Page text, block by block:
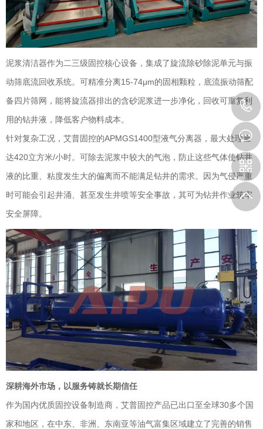
泥浆清洁器作为二三级固控核心设备，集成了旋流除砂除泥单元与振
动筛底流回收系统。可精准分离15-74μm的固相颗粒，底流振动筛配
备四片筛网，能将旋流器排出的含砂泥浆进一步净化，回收可重复利
用的钻井液，降低客户物料成本。
针对复杂工况，艾普固控的APMGS1400型液气分离器，最大处理量
达420立方米/小时。可除去泥浆中较大的气泡，防止这些气体使钻井
液的比重、粘度发生大的偏离而不能满足钻井的需求。因为气侵严重
时可能会引起井涌、甚至发生井喷等安全事故，其可为钻井作业筑牢
安全屏障。
深耕海外市场，以服务铸就长期信任
作为国内优质固控设备制造商，艾普固控产品已出口至全球30多个国
家和地区，在中东、非洲、东南亚等油气富集区域建立了完善的销售